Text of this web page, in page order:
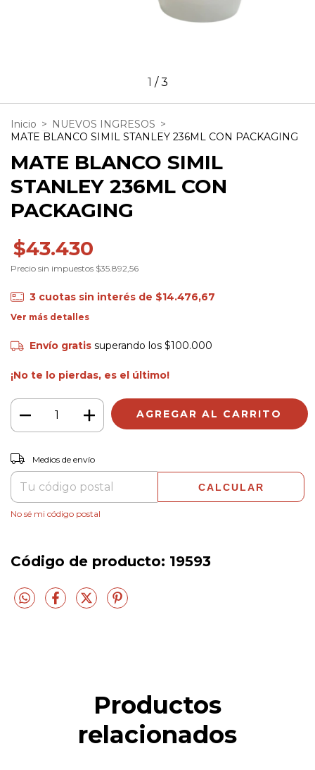
1 /3
Inicio > NUEVOS INGRESOS >
MATE BLANCO SIMIL STANLEY 236ML CON PACKAGING
MATE BLANCO SIMIL
STANLEY 236ML CON
PACKAGING
$43.430
Precio sin impuestos $35.892,56
3 cuotas sin interés de $14.476,67
Ver más detalles
Envío gratis superando los $100.000
¡No te lo pierdas, es el último!
Entregas para el CP:
Medios de envío
CALCULAR
No sé mi código postal
Código de producto: 19593
Productos
relacionados